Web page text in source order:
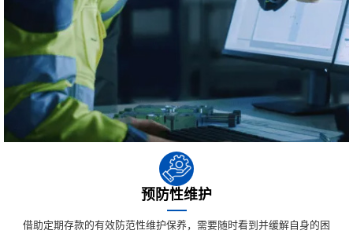
预防性维护
借助定期存款的有效防范性维护保养，需要随时看到并缓解自身的困